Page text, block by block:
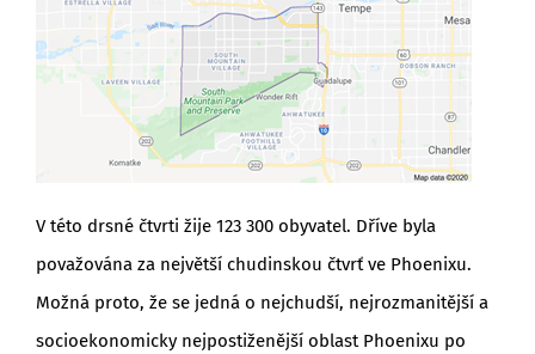
V této drsné čtvrti žije 123 300 obyvatel. Dříve byla
považována za největší chudinskou čtvrť ve Phoenixu.
Možná proto, že se jedná o nejchudší, nejrozmanitější a
socioekonomicky nejpostiženější oblast Phoenixu po